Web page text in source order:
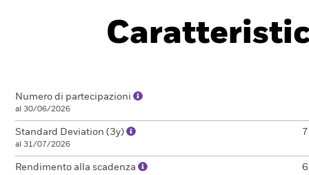
Numero di partecipazioni
al 30/06/2026
Standard Deviation (3y)
al 31/07/2026
Rendimento alla scadenza